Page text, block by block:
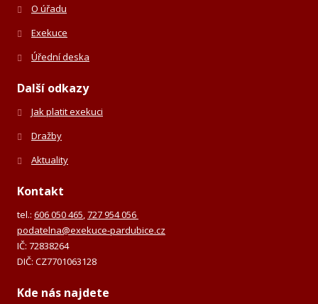
O úřadu
Exekuce
Úřední deska
Další odkazy
Jak platit exekuci
Dražby
Aktuality
Kontakt
tel.: 606 050 465,727 954 056
podatelna@exekuce-pardubice.cz
IČ: 72838264
DIČ: CZ7701063128
Kde nás najdete